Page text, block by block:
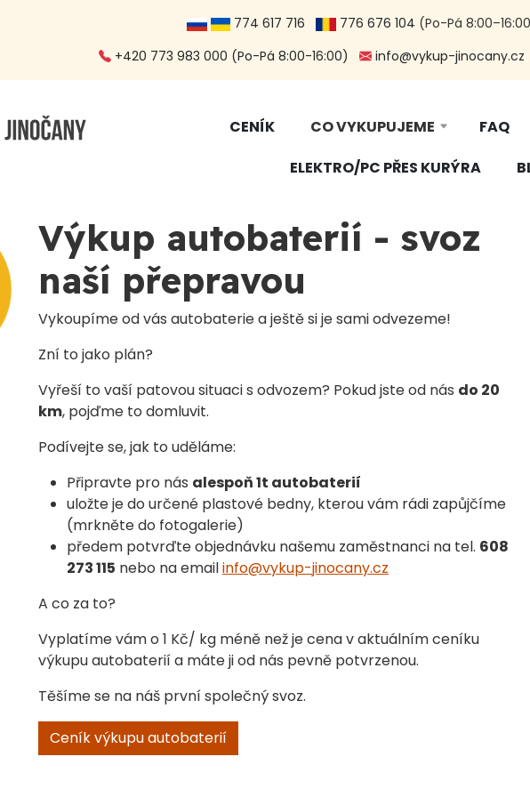
774 617 716 776 676 104 (Po-Pá
+420 773 983 000 (Po-Pá 8:00-16:00)
info@vykup-jinocany.cz
CENÍK CO VYKUPUJEME FAQ
ELEKTRO/PC PŘES KURÝRA
Výkup autobaterií - svoz
naší přepravou
Vykoupíme od vás autobaterie a ještě si je sami odvezeme!
Zní to jako plán?
Vyřeší to vaší patovou situaci s odvozem? Pokud jste od nás do 20
km, pojďme to domluvit.
Podívejte se, jak to uděláme:
Připravte pro nás alespoň 1t autobaterií
uložte je do určené plastové bedny, kterou vám rádi zapůjčíme
(mrkněte do fotogalerie)
předem potvrďte objednávku našemu zaměstnanci na tel. 608
273 115 nebo na emailinfo@vykup-jinocany.cz
A co za to?
Vyplatíme vám o 1 Kč/ kg méně než je cena v aktuálním ceníku
výkupu autobaterií a máte ji od nás pevně potvrzenou.
Těšíme se na náš první společný svoz.
Ceník výkupu autobaterií